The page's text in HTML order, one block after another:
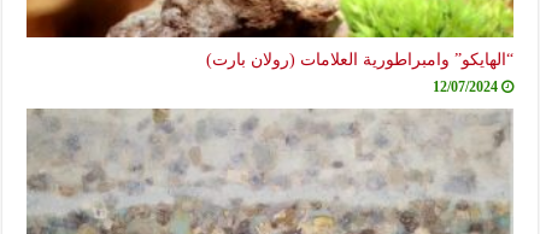
“الهايكو” وامبراطورية العلامات (رولان بارت)
12/07/2024